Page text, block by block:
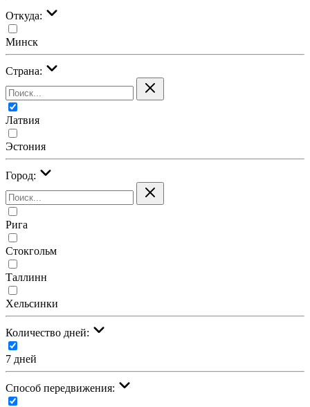
Откуда:
Минск
Страна:
Латвия
Эстония
Город:
Рига
Стокгольм
Таллинн
Хельсинки
Количество дней:
7 дней
Cпособ передвижения: